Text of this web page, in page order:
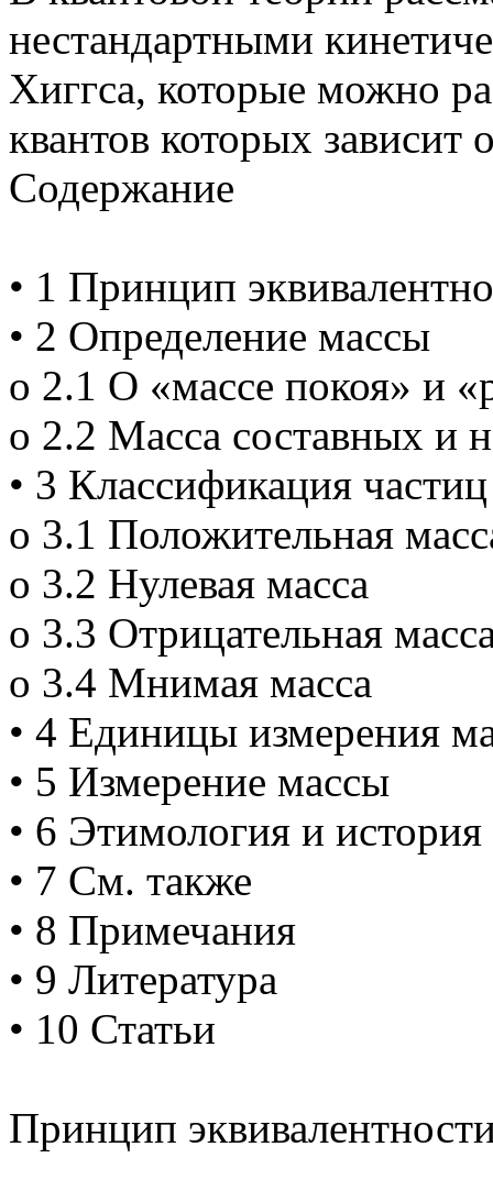
нестандартными
Хиггса, которые можно
квантов которых зависит
Содержание
• 1 Принцип
• 2 Определение массы
o 2.1 О «массе покоя» и
o 2.2 Масса составных и
• 3 Классификация
o 3.1 Положительная
o 3.2 Нулевая масса
o 3.3 Отрицательная
o 3.4 Мнимая масса
• 4 Единицы измерения
• 5 Измерение массы
• 6 Этимология и
• 7 См. также
• 8 Примечания
• 9 Литература
• 10 Статьи
Принцип